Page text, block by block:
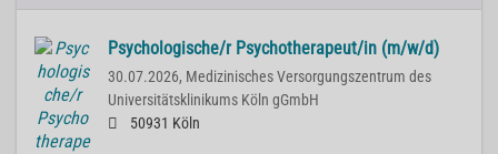
Psychologische/r Psychotherapeut/in (m/w/d)
30.07.2026, Medizinisches Versorgungszentrum des
Universitätsklinikums Köln gGmbH
50931 Köln